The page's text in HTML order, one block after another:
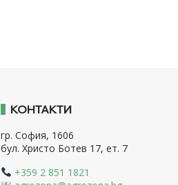
КОНТАКТИ
гр. София, 1606
бул. Христо Ботев 17, ет. 7
+359 2 851 1821